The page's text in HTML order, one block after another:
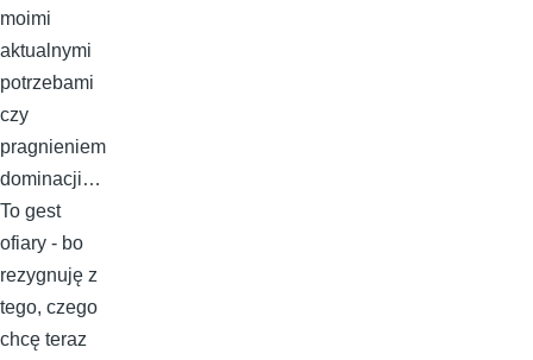
moimi
aktualnymi
potrzebami
czy
pragnieniem
dominacji…
To gest
ofiary - bo
rezygnuję z
tego, czego
chcę teraz